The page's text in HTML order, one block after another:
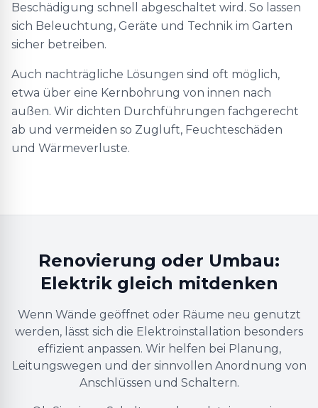
Beschädigung schnell abgeschaltet wird. So lassen
sich Beleuchtung, Geräte und Technik im Garten
sicher betreiben.
Auch nachträgliche Lösungen sind oft möglich,
etwa über eine Kernbohrung von innen nach
außen. Wir dichten Durchführungen fachgerecht
ab und vermeiden so Zugluft, Feuchteschäden
und Wärmeverluste.
Renovierung oder Umbau:
Elektrik gleich mitdenken
Wenn Wände geöffnet oder Räume neu genutzt
werden, lässt sich die Elektroinstallation besonders
effizient anpassen. Wir helfen bei Planung,
Leitungswegen und der sinnvollen Anordnung von
Anschlüssen und Schaltern.